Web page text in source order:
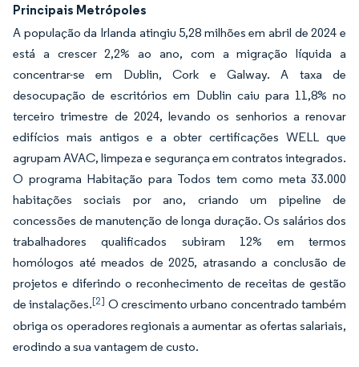
Principais Metrópoles
A população da Irlanda atingiu 5,28 milhões em abril de 2024 e
está a crescer 2,2% ao ano, com a migração líquida a
concentrar-se em Dublin, Cork e Galway. A taxa de
desocupação de escritórios em Dublin caiu para 11,8% no
terceiro trimestre de 2024, levando os senhorios a renovar
edifícios mais antigos e a obter certificações WELL que
agrupam AVAC, limpeza e segurança em contratos integrados.
O programa Habitação para Todos tem como meta 33.000
habitações sociais por ano, criando um pipeline de
concessões de manutenção de longa duração. Os salários dos
trabalhadores qualificados subiram 12% em termos
homólogos até meados de 2025, atrasando a conclusão de
projetos e diferindo o reconhecimento de receitas de gestão
de instalações.[2] O crescimento urbano concentrado também
obriga os operadores regionais a aumentar as ofertas salariais,
erodindo a sua vantagem de custo.